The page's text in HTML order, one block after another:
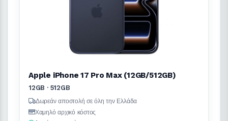
Apple iPhone 17 Pro Max (12GB/512GB)
12GB · 512GB
Δωρεάν αποστολή σε όλη την Ελλάδα
Χαμηλό αρχικό κόστος